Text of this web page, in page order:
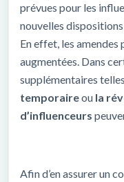
prévues pour les
nouvelles
En effet, les
augmentées. Dans
supplémentaires
temporaireou la
d’influenceurs
Afin d’en assurer un